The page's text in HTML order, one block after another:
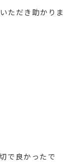
ただき助かりま
で良かったで